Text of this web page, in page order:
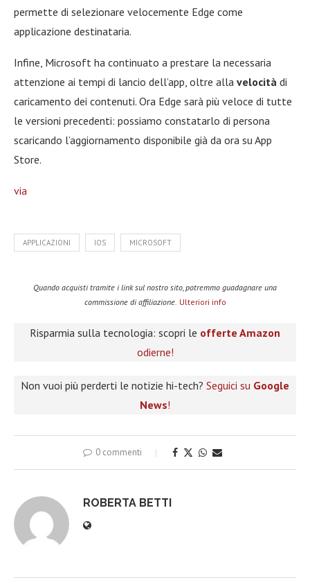
permette di selezionare velocemente Edge come
applicazione destinataria.
Infine, Microsoft ha continuato a prestare la necessaria
attenzione ai tempi di lancio dell’app, oltre alla velocità di
caricamento dei contenuti. Ora Edge sarà più veloce di tutte
le versioni precedenti: possiamo constatarlo di persona
scaricando l’aggiornamento disponibile già da ora su App
Store.
via
APPLICAZIONI IOS MICROSOFT
Quando acquisti tramite i link sul nostro sito, potremmo guadagnare una
commissione di affiliazione. Ulteriori info
Risparmia sulla tecnologia: scopri le offerte Amazon
odierne!
Non vuoi più perderti le notizie hi-tech? Seguici su Google
News!
0 commenti
ROBERTA BETTI